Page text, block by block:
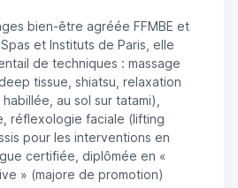
bien-être agréée FFMBE et
et Instituts de Paris, elle
de techniques : massage
tissue, shiatsu, relaxation
au sol sur tatami),
réflexologie faciale (lifting
pour les interventions en
certifiée, diplômée en «
» (majore de promotion)